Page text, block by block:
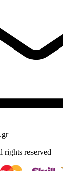
rights reserved